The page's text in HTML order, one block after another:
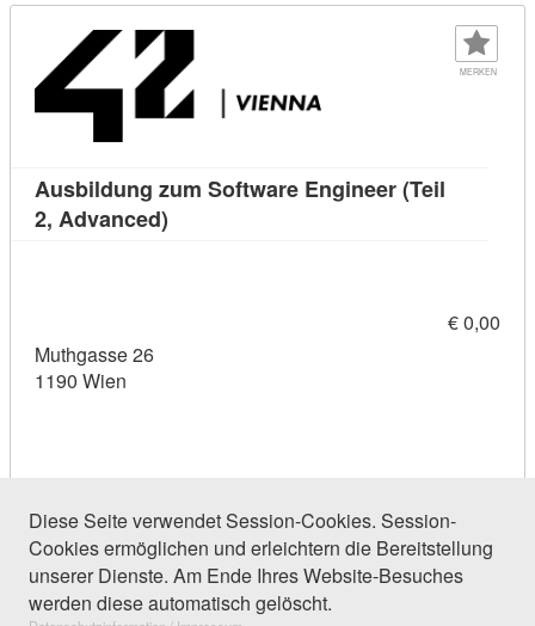
MERKEN
Ausbildung zum Software Engineer (Teil
2, Advanced)
€ 0,00
Muthgasse 26
1190 Wien
19 Einträge gefunden (1 von 1)
Diese Seite verwendet Session-Cookies. Session-
Cookies ermöglichen und erleichtern die Bereitstellung
unserer Dienste. Am Ende Ihres Website-Besuches
werden diese automatisch gelöscht.